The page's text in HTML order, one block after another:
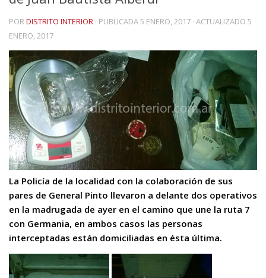
PORDISTRITO INTERIOR · PUBLICADA5 ENERO, 2017 · ACTUALIZADO 5
ENERO, 2017
La Policía de la localidad con la colaboración de sus
pares de General Pinto llevaron a delante dos operativos
en la madrugada de ayer en el camino que une la ruta 7
con Germania, en ambos casos las personas
interceptadas están domiciliadas en ésta última.